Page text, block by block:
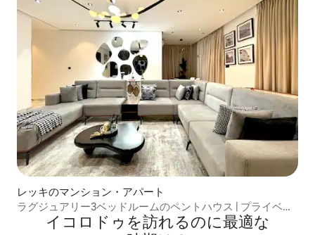
レッキのマンション・アパート
ラグジュアリー3ベッドルームのペントハウス | プライベー
トシネマ、プール、PS5
イコロドゥを訪⁠れ⁠るの⁠に最⁠適⁠な